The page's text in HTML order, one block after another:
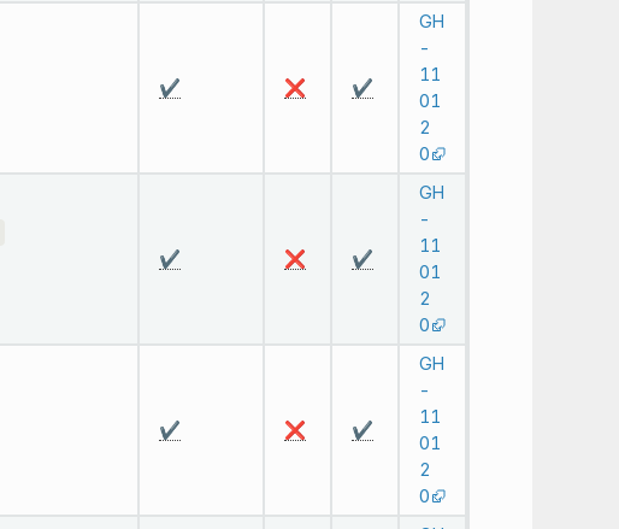
✔️ ❌ ✔️
GH
-
11
01
2
0
✔️ ❌ ✔️
GH
-
11
01
2
0
✔️ ❌ ✔️
GH
-
11
01
2
0